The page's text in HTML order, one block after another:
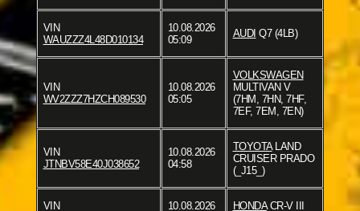
VIN
WAUZZZ4L48D010134
10.08.2026
05:09
AUDI Q7 (4LB)
VIN
WV2ZZZ7HZCH089530
10.08.2026
05:05
VOLKSWAGEN
MULTIVAN V
(7HM, 7HN, 7HF,
7EF, 7EM, 7EN)
VIN
JTNBV58E40J038652
10.08.2026
04:58
TOYOTALAND
CRUISER PRADO
(_J15_)
VIN
10.08.2026
HONDACR-V III